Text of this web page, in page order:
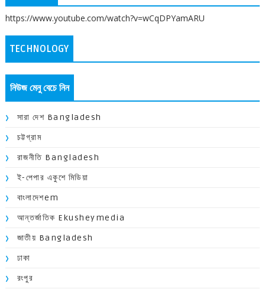
https://www.youtube.com/watch?v=wCqDPYamARU
TECHNOLOGY
নিউজ মেনু বেচে নিন
সারা দেশ Bangladesh
চট্টগ্রাম
রাজনীতি Bangladesh
ই-পেপার একুশে মিডিয়া
বাংলাদেশem
আন্তর্জাতিক Ekusheymedia
জাতীয় Bangladesh
ঢাকা
রংপুর